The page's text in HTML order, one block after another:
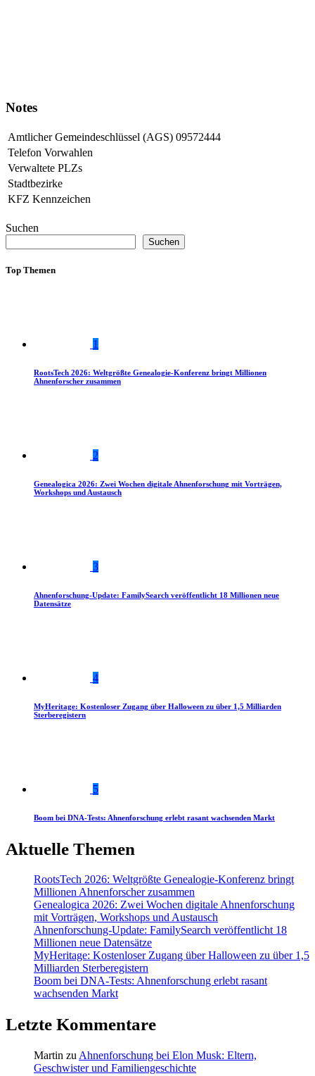
Notes
Amtlicher Gemeindeschlüssel (AGS) 09572444
Telefon Vorwahlen
Verwaltete PLZs
Stadtbezirke
KFZ Kennzeichen
Suchen
Suchen
Top Themen
1
RootsTech 2026: Weltgrößte Genealogie-Konferenz bringt Millionen
Ahnenforscher zusammen
2
Genealogica 2026: Zwei Wochen digitale Ahnenforschung mit Vorträgen,
Workshops und Austausch
3
Ahnenforschung-Update: FamilySearch veröffentlicht 18 Millionen neue
Datensätze
4
MyHeritage: Kostenloser Zugang über Halloween zu über 1,5 Milliarden
Sterberegistern
5
Boom bei DNA-Tests: Ahnenforschung erlebt rasant wachsenden Markt
Aktuelle Themen
RootsTech 2026: Weltgrößte Genealogie-Konferenz bringt
Millionen Ahnenforscher zusammen
Genealogica 2026: Zwei Wochen digitale Ahnenforschung
mit Vorträgen, Workshops und Austausch
Ahnenforschung-Update: FamilySearch veröffentlicht 18
Millionen neue Datensätze
MyHeritage: Kostenloser Zugang über Halloween zu über 1,5
Milliarden Sterberegistern
Boom bei DNA-Tests: Ahnenforschung erlebt rasant
wachsenden Markt
Letzte Kommentare
Martin zu Ahnenforschung bei Elon Musk: Eltern,
Geschwister und Familiengeschichte